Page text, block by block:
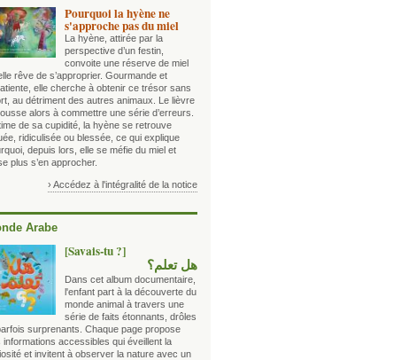
Pourquoi la hyène ne
s'approche pas du miel
La hyène, attirée par la
perspective d’un festin,
convoite une réserve de miel
rêve de s’approprier. Gourmande et
elle cherche à obtenir ce trésor sans
au détriment des autres animaux. Le lièvre
alors à commettre une série d’erreurs.
de sa cupidité, la hyène se retrouve
ridiculisée ou blessée, ce qui explique
depuis lors, elle se méfie du miel et
plus s’en approcher.
› Accédez à l'intégralité de la notice
Arabe
[Savais-tu ?]
هل تعلم؟
Dans cet album documentaire,
l'enfant part à la découverte du
monde animal à travers une
série de faits étonnants, drôles
surprenants. Chaque page propose
informations accessibles qui éveillent la
et invitent à observer la nature avec un